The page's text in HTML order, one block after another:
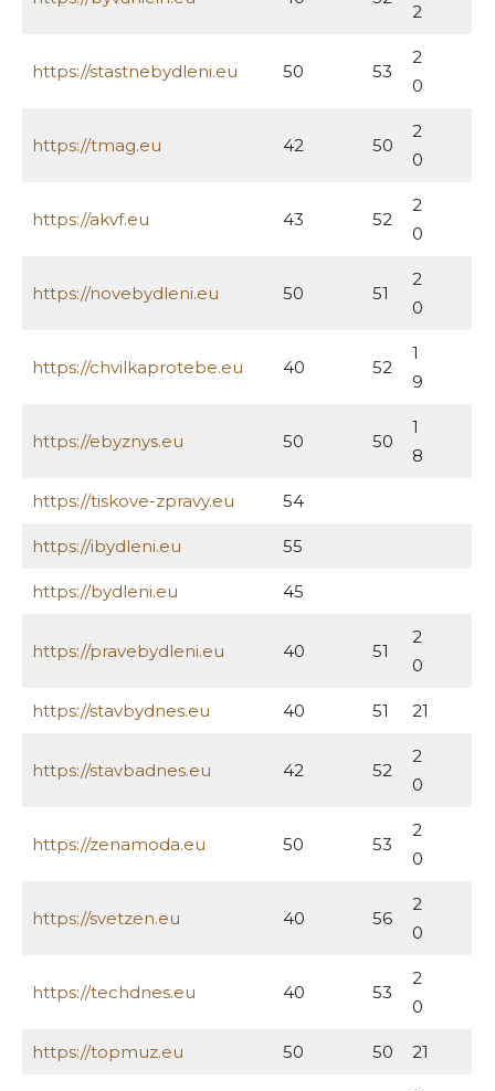
2
https://stastnebydleni.eu 50 53
2
0
https://tmag.eu 42 50
2
0
https://akvf.eu 43 52
2
0
https://novebydleni.eu 50 51
2
0
https://chvilkaprotebe.eu 40 52
1
9
https://ebyznys.eu 50 50
1
8
https://tiskove-zpravy.eu 54
https://ibydleni.eu 55
https://bydleni.eu 45
https://pravebydleni.eu 40 51
2
0
https://stavbydnes.eu 40 51 21
https://stavbadnes.eu 42 52
2
0
https://zenamoda.eu 50 53
2
0
https://svetzen.eu 40 56
2
0
https://techdnes.eu 40 53
2
0
https://topmuz.eu 50 50 21